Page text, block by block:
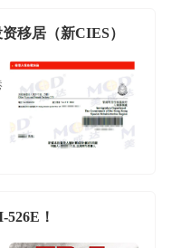
移居（新CIES）
！